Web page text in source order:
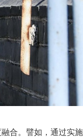
合。譬如，通过实施